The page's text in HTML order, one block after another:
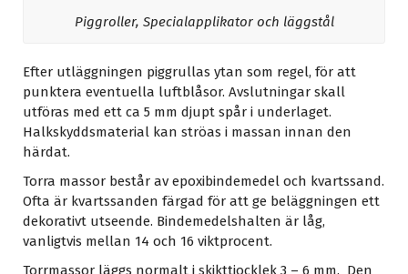
Piggroller, Specialapplikator och läggstål
Efter utläggningen piggrullas ytan som regel, för att
punktera eventuella luftblåsor. Avslutningar skall
utföras med ett ca 5 mm djupt spår i underlaget.
Halkskyddsmaterial kan ströas i massan innan den
härdat.
Torra massor består av epoxibindemedel och kvartssand.
Ofta är kvartssanden färgad för att ge beläggningen ett
dekorativt utseende. Bindemedelshalten är låg,
vanligtvis mellan 14 och 16 viktprocent.
Torrmassor läggs normalt i skikttjocklek 3 – 6 mm. Den